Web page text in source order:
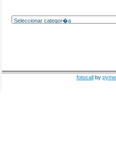
fotocall by